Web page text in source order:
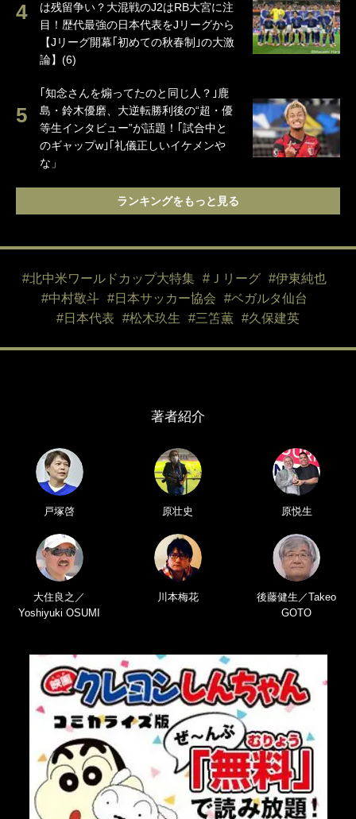
は残留争い？大混戦のJ2はRB大宮に注
目！歴代最強の日本代表をJリーグから
【Jリーグ開幕｢初めての秋春制｣の大激
論】(6)
｢知念さんを煽ってたのと同じ人？｣鹿
島・鈴木優磨、大逆転勝利後の“超・優
等生インタビュー”が話題！｢試合中と
のギャップw｣｢礼儀正しいイケメンや
な」
ランキングをもっと見る
#北中米ワールドカップ大特集 #Ｊリーグ
#伊東純也
#中村敬斗
#日本サッカー協会
#ベガルタ仙台
#日本代表
#松木玖生 #三笘薫 #久保建英
著者紹介
戸塚啓 原壮史 原悦生
大住良之／
Yoshiyuki OSUMI
川本梅花
後藤健生／Takeo
GOTO